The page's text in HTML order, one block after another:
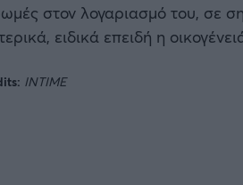
στον λογαριασμό του, σε
ειδικά επειδή η
INTIME